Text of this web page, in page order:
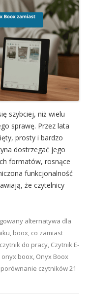
szybciej, niż wielu
sprawę. Przez lata
prosty i bardzo
dostrzegać jego
formatów, rosnące
funkcjonalność
że czytelnicy
alternatywa dla
, boox, co zamiast
czytnik do pracy, Czytnik E-
onyx boox, Onyx Boox
porównanie czytników21